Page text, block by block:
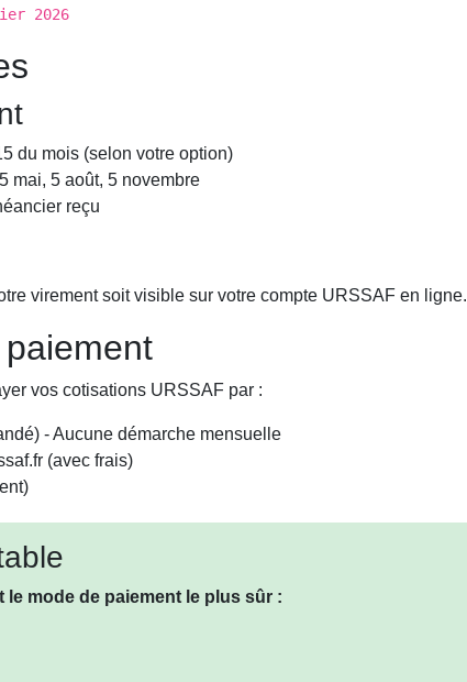
2026
du mois (selon votre option)
mai, 5 août, 5 novembre
reçu
virement soit visible sur votre compte URSSAF en ligne.
vos cotisations URSSAF par :
- Aucune démarche mensuelle
(avec frais)
le mode de paiement le plus sûr :